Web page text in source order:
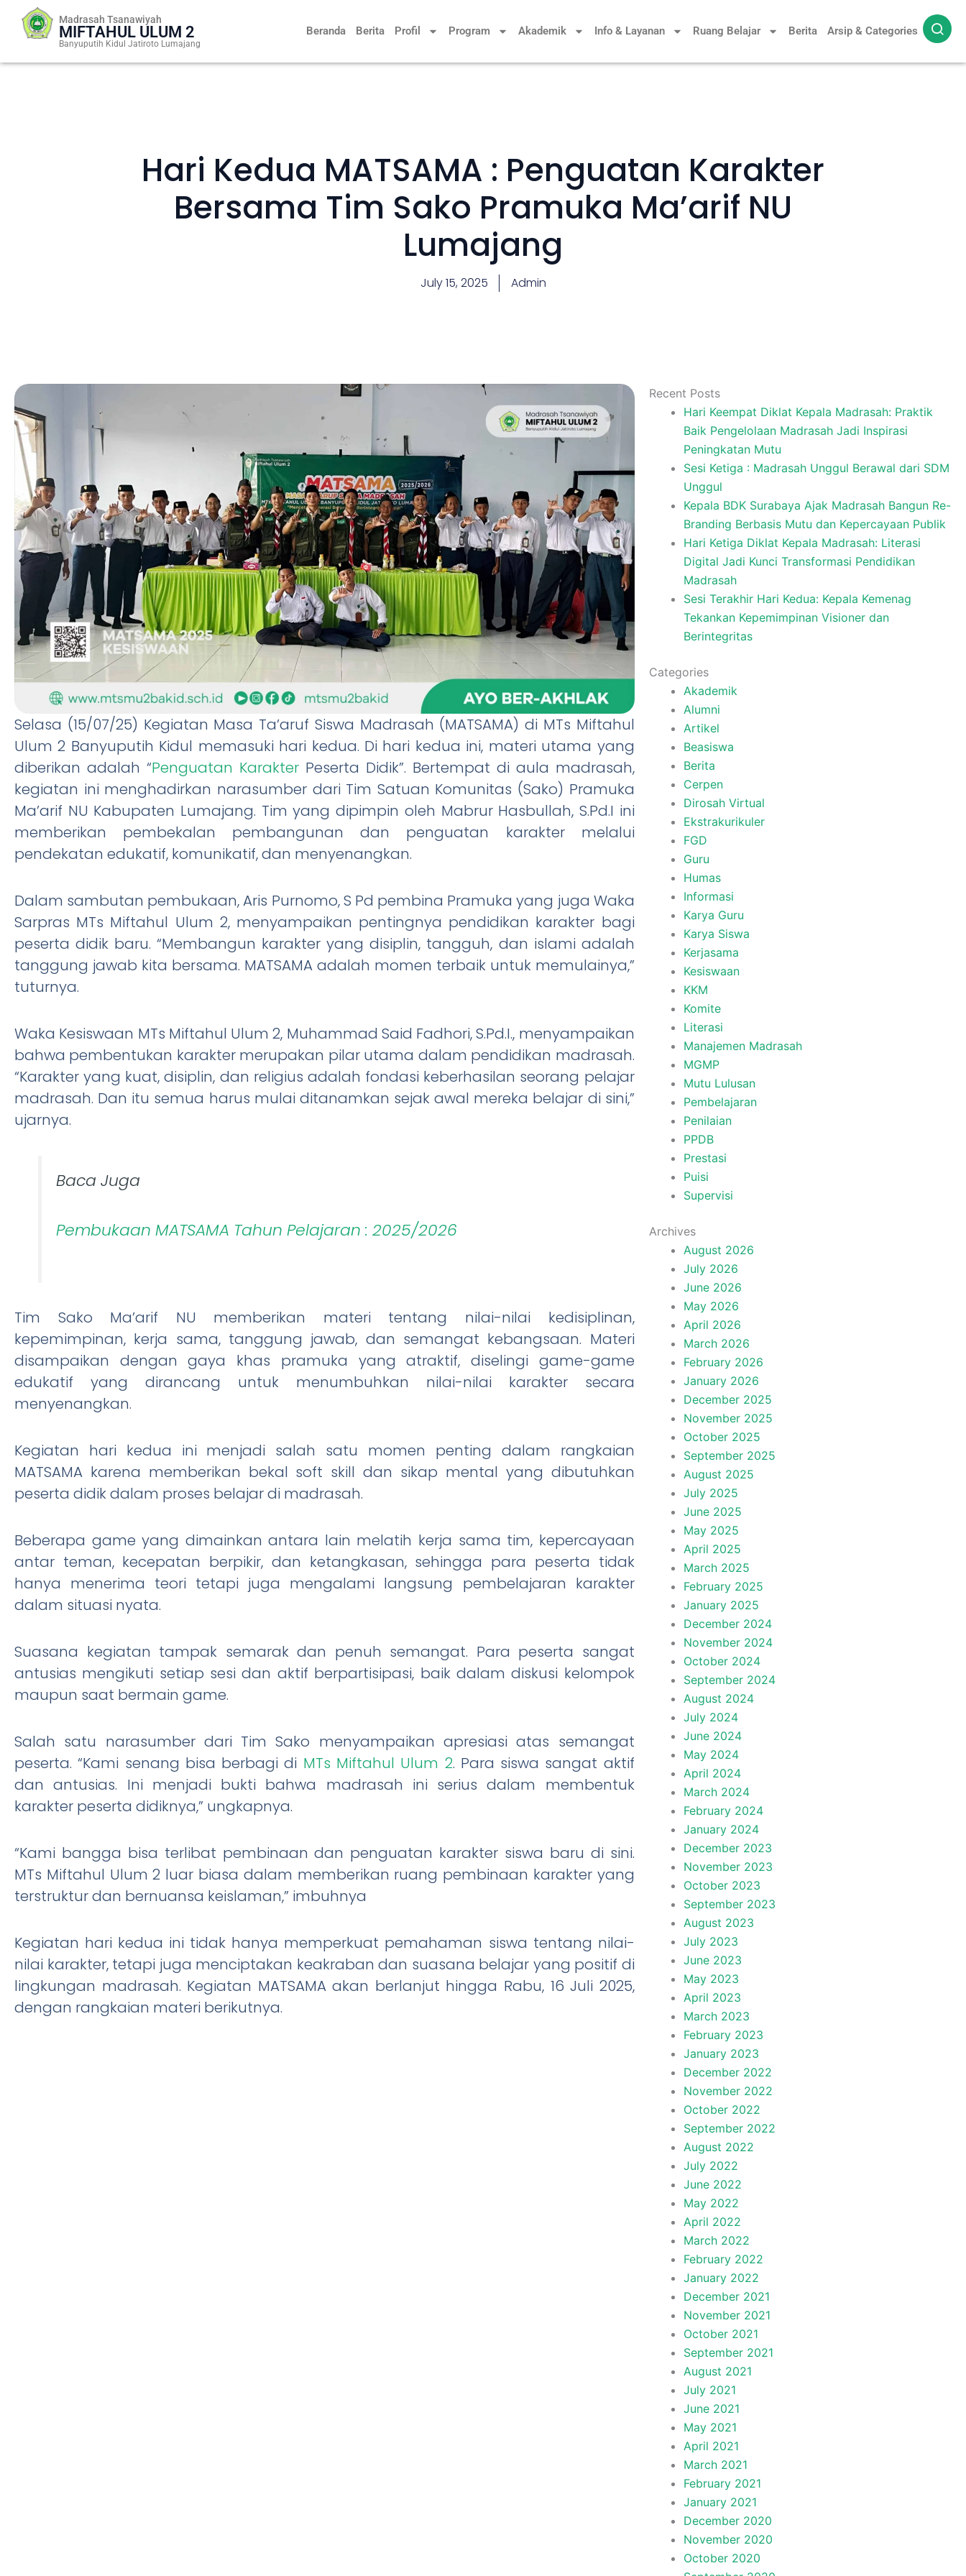
Beranda Berita Profil Program Akademik Info & Layanan Ruang Belajar Berita Arsip & Categories
Madrasah Tsanawiyah
MIFTAHUL ULUM 2
Banyuputih Kidul Jatiroto Lumajang
Hari Kedua MATSAMA : Penguatan Karakter
Bersama Tim Sako Pramuka Ma’arif NU
Lumajang
July 15, 2025 Admin
Selasa (15/07/25) Kegiatan Masa Ta’aruf Siswa Madrasah (MATSAMA) di MTs Miftahul
Ulum 2 Banyuputih Kidul memasuki hari kedua. Di hari kedua ini, materi utama yang
diberikan adalah “Penguatan KarakterPeserta Didik”. Bertempat di aula madrasah,
kegiatan ini menghadirkan narasumber dari Tim Satuan Komunitas (Sako) Pramuka
Ma’arif NU Kabupaten Lumajang. Tim yang dipimpin oleh Mabrur Hasbullah, S.Pd.I ini
memberikan pembekalan pembangunan dan penguatan karakter melalui
pendekatan edukatif, komunikatif, dan menyenangkan.
Dalam sambutan pembukaan, Aris Purnomo, S Pd pembina Pramuka yang juga Waka
Sarpras MTs Miftahul Ulum 2, menyampaikan pentingnya pendidikan karakter bagi
peserta didik baru. “Membangun karakter yang disiplin, tangguh, dan islami adalah
tanggung jawab kita bersama. MATSAMA adalah momen terbaik untuk memulainya,”
tuturnya.
Waka Kesiswaan MTs Miftahul Ulum 2, Muhammad Said Fadhori, S.Pd.I., menyampaikan
bahwa pembentukan karakter merupakan pilar utama dalam pendidikan madrasah.
“Karakter yang kuat, disiplin, dan religius adalah fondasi keberhasilan seorang pelajar
madrasah. Dan itu semua harus mulai ditanamkan sejak awal mereka belajar di sini,”
ujarnya.
Baca Juga
Pembukaan MATSAMA Tahun Pelajaran : 2025/2026
Tim Sako Ma’arif NU memberikan materi tentang nilai-nilai kedisiplinan,
kepemimpinan, kerja sama, tanggung jawab, dan semangat kebangsaan. Materi
disampaikan dengan gaya khas pramuka yang atraktif, diselingi game-game
edukatif yang dirancang untuk menumbuhkan nilai-nilai karakter secara
menyenangkan.
Kegiatan hari kedua ini menjadi salah satu momen penting dalam rangkaian
MATSAMA karena memberikan bekal soft skill dan sikap mental yang dibutuhkan
peserta didik dalam proses belajar di madrasah.
Beberapa game yang dimainkan antara lain melatih kerja sama tim, kepercayaan
antar teman, kecepatan berpikir, dan ketangkasan, sehingga para peserta tidak
hanya menerima teori tetapi juga mengalami langsung pembelajaran karakter
dalam situasi nyata.
Suasana kegiatan tampak semarak dan penuh semangat. Para peserta sangat
antusias mengikuti setiap sesi dan aktif berpartisipasi, baik dalam diskusi kelompok
maupun saat bermain game.
Salah satu narasumber dari Tim Sako menyampaikan apresiasi atas semangat
peserta. “Kami senang bisa berbagi di MTs Miftahul Ulum 2. Para siswa sangat aktif
dan antusias. Ini menjadi bukti bahwa madrasah ini serius dalam membentuk
karakter peserta didiknya,” ungkapnya.
“Kami bangga bisa terlibat pembinaan dan penguatan karakter siswa baru di sini.
MTs Miftahul Ulum 2 luar biasa dalam memberikan ruang pembinaan karakter yang
terstruktur dan bernuansa keislaman,” imbuhnya
Kegiatan hari kedua ini tidak hanya memperkuat pemahaman siswa tentang nilai-
nilai karakter, tetapi juga menciptakan keakraban dan suasana belajar yang positif di
lingkungan madrasah. Kegiatan MATSAMA akan berlanjut hingga Rabu, 16 Juli 2025,
dengan rangkaian materi berikutnya.
Recent Posts
Hari Keempat Diklat Kepala Madrasah: Praktik
Baik Pengelolaan Madrasah Jadi Inspirasi
Peningkatan Mutu
Sesi Ketiga : Madrasah Unggul Berawal dari SDM
Unggul
Kepala BDK Surabaya Ajak Madrasah Bangun Re-
Branding Berbasis Mutu dan Kepercayaan Publik
Hari Ketiga Diklat Kepala Madrasah: Literasi
Digital Jadi Kunci Transformasi Pendidikan
Madrasah
Sesi Terakhir Hari Kedua: Kepala Kemenag
Tekankan Kepemimpinan Visioner dan
Berintegritas
Categories
Akademik
Alumni
Artikel
Beasiswa
Berita
Cerpen
Dirosah Virtual
Ekstrakurikuler
FGD
Guru
Humas
Informasi
Karya Guru
Karya Siswa
Kerjasama
Kesiswaan
KKM
Komite
Literasi
Manajemen Madrasah
MGMP
Mutu Lulusan
Pembelajaran
Penilaian
PPDB
Prestasi
Puisi
Supervisi
Archives
August 2026
July 2026
June 2026
May 2026
April 2026
March 2026
February 2026
January 2026
December 2025
November 2025
October 2025
September 2025
August 2025
July 2025
June 2025
May 2025
April 2025
March 2025
February 2025
January 2025
December 2024
November 2024
October 2024
September 2024
August 2024
July 2024
June 2024
May 2024
April 2024
March 2024
February 2024
January 2024
December 2023
November 2023
October 2023
September 2023
August 2023
July 2023
June 2023
May 2023
April 2023
March 2023
February 2023
January 2023
December 2022
November 2022
October 2022
September 2022
August 2022
July 2022
June 2022
May 2022
April 2022
March 2022
February 2022
January 2022
December 2021
November 2021
October 2021
September 2021
August 2021
July 2021
June 2021
May 2021
April 2021
March 2021
February 2021
January 2021
December 2020
November 2020
October 2020